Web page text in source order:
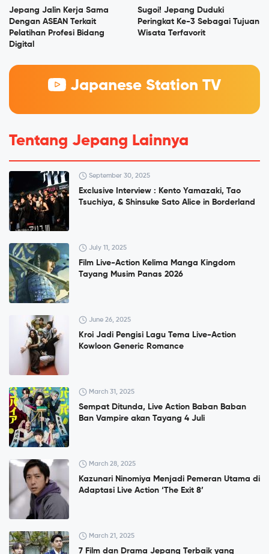
Jepang Jalin Kerja Sama
Dengan ASEAN Terkait
Pelatihan Profesi Bidang
Digital
Sugoi! Jepang Duduki
Peringkat Ke-3 Sebagai Tujuan
Wisata Terfavorit
Japanese Station TV
Tentang Jepang Lainnya
September 30, 2025
Exclusive Interview : Kento Yamazaki, Tao
Tsuchiya, & Shinsuke Sato Alice in Borderland
July 11, 2025
Film Live-Action Kelima Manga Kingdom
Tayang Musim Panas 2026
June 26, 2025
Kroi Jadi Pengisi Lagu Tema Live-Action
Kowloon Generic Romance
March 31, 2025
Sempat Ditunda, Live Action Baban Baban
Ban Vampire akan Tayang 4 Juli
March 28, 2025
Kazunari Ninomiya Menjadi Pemeran Utama di
Adaptasi Live Action ‘The Exit 8’
March 21, 2025
7 Film dan Drama Jepang Terbaik yang